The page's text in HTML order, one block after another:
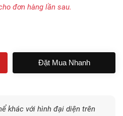
đơn hàng lần sau.
Đặt Mua Nhanh
khác với hình đại diện trên